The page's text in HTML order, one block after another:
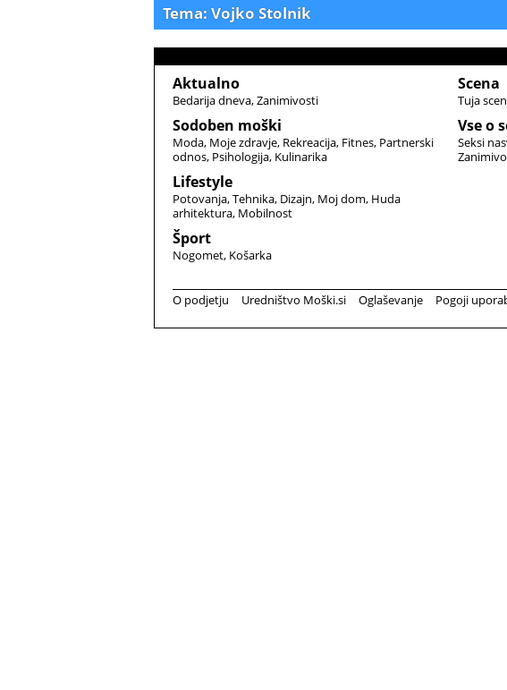
Tema: Vojko Stolnik
Aktualno
Bedarija dneva Zanimivosti
Sodoben moški
Moda Moje zdravje Rekreacija Fitnes Partnerski
odnos Psihologija Kulinarika
Lifestyle
Potovanja Tehnika Dizajn Moj dom Huda
arhitektura Mobilnost
Šport
Nogomet Košarka
Scena
Tuja
Vse o
Seksi
O podjetju Uredništvo Moški.si Oglaševanje Pogoji